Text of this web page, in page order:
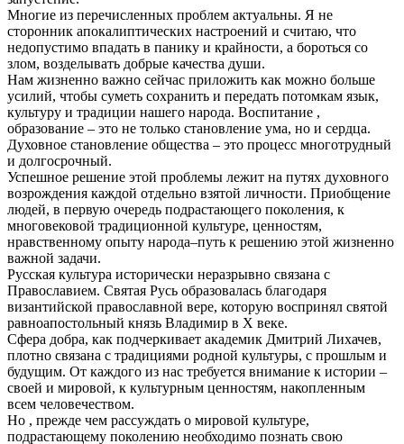
Многие из перечисленных проблем актуальны. Я не
сторонник апокалиптических настроений и считаю, что
недопустимо впадать в панику и крайности, а бороться со
злом, возделывать добрые качества души.
Нам жизненно важно сейчас приложить как можно больше
усилий, чтобы суметь сохранить и передать потомкам язык,
культуру и традиции нашего народа. Воспитание ,
образование – это не только становление ума, но и сердца.
Духовное становление общества – это процесс многотрудный
и долгосрочный.
Успешное решение этой проблемы лежит на путях духовного
возрождения каждой отдельно взятой личности. Приобщение
людей, в первую очередь подрастающего поколения, к
многовековой традиционной культуре, ценностям,
нравственному опыту народа–путь к решению этой жизненно
важной задачи.
Русская культура исторически неразрывно связана с
Православием. Святая Русь образовалась благодаря
византийской православной вере, которую воспринял святой
равноапостольный князь Владимир в X веке.
Сфера добра, как подчеркивает академик Дмитрий Лихачев,
плотно связана с традициями родной культуры, с прошлым и
будущим. От каждого из нас требуется внимание к истории –
своей и мировой, к культурным ценностям, накопленным
всем человечеством.
Но , прежде чем рассуждать о мировой культуре,
подрастающему поколению необходимо познать свою